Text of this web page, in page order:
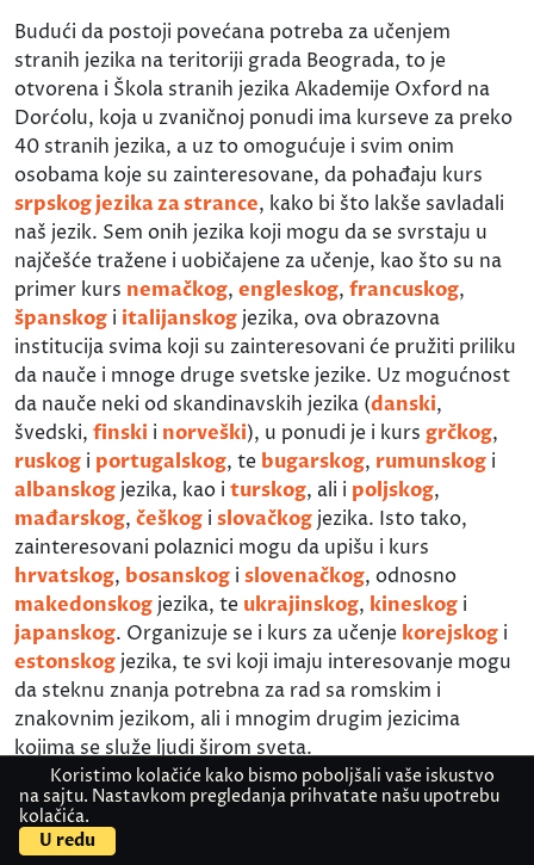
Budući da postoji povećana potreba za učenjem
stranih jezika na teritoriji grada Beograda, to je
otvorena i Škola stranih jezika Akademije Oxford na
Dorćolu, koja u zvaničnoj ponudi ima kurseve za preko
40 stranih jezika, a uz to omogućuje i svim onim
osobama koje su zainteresovane, da pohađaju kurs
srpskog jezika za strance, kako bi što lakše savladali
naš jezik. Sem onih jezika koji mogu da se svrstaju u
najčešće tražene i uobičajene za učenje, kao što su na
primer kurs nemačkog, engleskog, francuskog,
španskog i italijanskog jezika, ova obrazovna
institucija svima koji su zainteresovani će pružiti priliku
da nauče i mnoge druge svetske jezike. Uz mogućnost
da nauče neki od skandinavskih jezika (danski,
švedski, finski i norveški), u ponudi je i kurs grčkog,
ruskog i portugalskog, te bugarskog, rumunskog i
albanskog jezika, kao i turskog, ali i poljskog,
mađarskog, češkog i slovačkog jezika. Isto tako,
zainteresovani polaznici mogu da upišu i kurs
hrvatskog, bosanskog i slovenačkog, odnosno
makedonskog jezika, te ukrajinskog, kineskog i
japanskog. Organizuje se i kurs za učenje korejskog i
estonskog jezika, te svi koji imaju interesovanje mogu
da steknu znanja potrebna za rad sa romskim i
znakovnim jezikom, ali i mnogim drugim jezicima
kojima se služe ljudi širom sveta.
Bez obzira koje su starosti zainteresovani polaznici,
Škola stranih jezika Akademije Oxford Dorćol ima
specijalizovane kurseve koji su prilagođeni njihovom
Koristimo kolačiće kako bismo poboljšali vaše iskustvo
na sajtu. Nastavkom pregledanja prihvatate našu upotrebu
kolačića.
U redu